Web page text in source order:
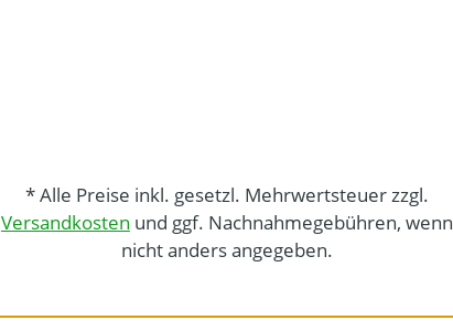
* Alle Preise inkl. gesetzl. Mehrwertsteuer zzgl.
Versandkosten und ggf. Nachnahmegebühren, wenn
nicht anders angegeben.